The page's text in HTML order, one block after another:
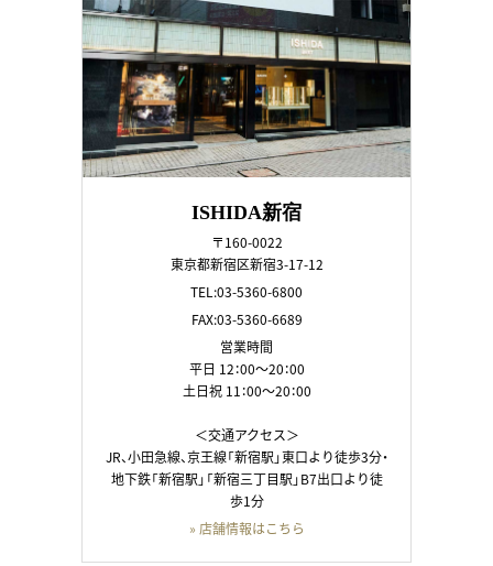
ISHIDA新宿
〒160-0022
東京都新宿区新宿3-17-12
TEL:03-5360-6800
FAX:03-5360-6689
営業時間
平日 12：00～20：00
土日祝 11：00～20：00
＜交通アクセス＞
JR、小田急線、京王線「新宿駅」東口より徒歩3分・
地下鉄「新宿駅」「新宿三丁目駅」B7出口より徒
歩1分
» 店舗情報はこちら